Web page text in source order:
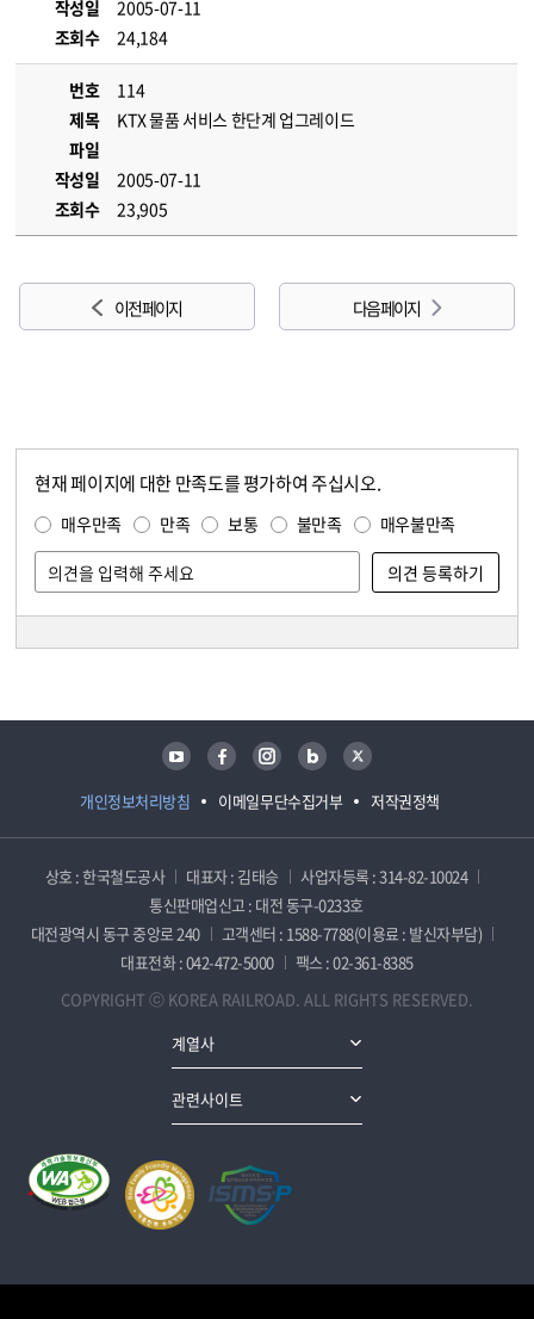
작성일
2005-07-11
조회수
24,184
번호
114
제목
KTX 물품 서비스 한단계 업그레이드
파일
작성일
2005-07-11
조회수
23,905
이전 페이지 다음 페이지
현재 페이지에 대한 만족도를 평가하여 주십시오.
매우만족 만족 보통 불만족 매우불만족
개인정보처리방침 이메일무단수집거부 저작권정책
유튜브 페이스북 인스타그램 블로그 트위터
상호 : 한국철도공사 대표자 : 김태승
사업자등록 : 314-82-10024
통신판매업신고 : 대전 동구-0233호
대전광역시 동구 중앙로 240
고객센터 : 1588-7788(이용료 : 발신자부담)
대표전화 : 042-472-5000
팩스 : 02-361-8385
COPYRIGHT ⓒ KOREA RAILROAD. ALL RIGHTS RESERVED.
계열사
관련사이트